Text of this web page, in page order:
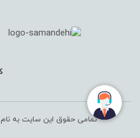
تمامی حقوق این سایت به